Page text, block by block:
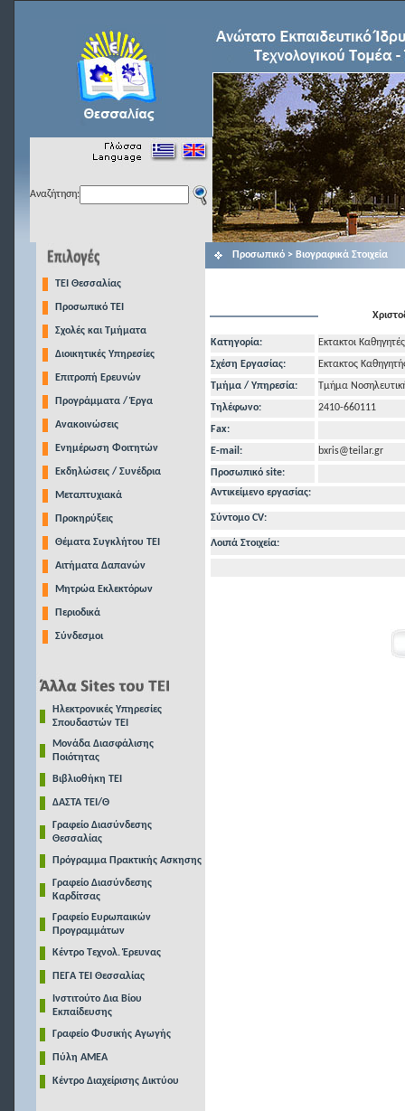
Αναζήτηση:
TEI Θεσσαλίας
Προσωπικό ΤΕΙ
Σχολές και Τμήματα
Διοικητικές Υπηρεσίες
Επιτροπή Ερευνών
Προγράμματα / Έργα
Ανακοινώσεις
Ενημέρωση Φοιτητών
Εκδηλώσεις / Συνέδρια
Μεταπτυχιακά
Προκηρύξεις
Θέματα Συγκλήτου ΤΕΙ
Αιτήματα Δαπανών
Μητρώα Εκλεκτόρων
Περιοδικά
Σύνδεσμοι
Ηλεκτρονικές Υπηρεσίες
Σπουδαστών ΤΕΙ
Μονάδα Διασφάλισης
Ποιότητας
Βιβλιοθήκη ΤΕΙ
ΔΑΣΤΑ ΤΕΙ/Θ
Γραφείο Διασύνδεσης
Θεσσαλίας
Πρόγραμμα Πρακτικής Ασκησης
Γραφείο Διασύνδεσης
Καρδίτσας
Γραφείο Ευρωπαικών
Προγραμμάτων
Κέντρο Τεχνολ. Έρευνας
ΠΕΓΑ ΤΕΙ Θεσσαλίας
Ινστιτούτο Δια Βίου
Εκπαίδευσης
Γραφείο Φυσικής Αγωγής
Πύλη ΑΜΕΑ
Κέντρο Διαχείρισης Δικτύου
Προσωπικό > Βιογραφικά Στοιχεία
Κατηγορία:
Εκτακτοι Καθηγητές
Σχέση Εργασίας:
Εκτακτος
Τμήμα / Υπηρεσία:
Τμήμα
Τηλέφωνo:
2410-660111
Fax:
E-mail:
bxris@teilar.gr
Προσωπικό site:
Αντικείμενο εργασίας:
Σύντομο CV:
Λοιπά Στοιχεία: